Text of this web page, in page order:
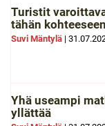
Turistit
tähän
Suvi Mäntylä |
Yhä useampi
yllättää